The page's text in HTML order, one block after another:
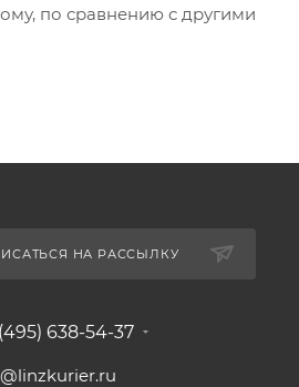
по сравнению с другими
НА РАССЫЛКУ
638-54-37